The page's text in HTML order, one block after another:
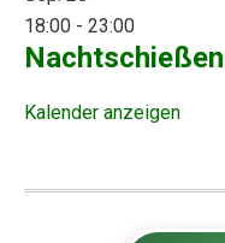
18:00 - 23:00
Nachtschießen
Kalender anzeigen